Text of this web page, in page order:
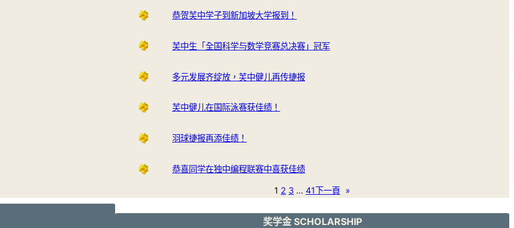
恭贺芙中学子到新加坡大学报到！
芙中生「全国科学与数学竞赛总决赛」冠军
多元发展齐绽放，芙中健儿再传捷报
芙中健儿在国际泳赛获佳绩！
羽球捷报再添佳绩！
恭喜同学在独中编程联赛中喜获佳绩
1 2 3 … 41下一頁 »
奖学金 SCHOLARSHIP